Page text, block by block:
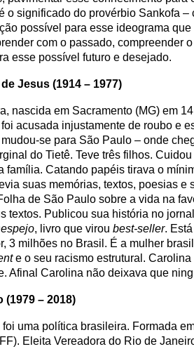
o significado do provérbio Sankofa
possível para esse ideograma
com o passado, compreender
esse possível futuro e desejado.
Jesus (1914 – 1977)
nascida em Sacramento (MG) em
acusada injustamente de roubo e
se para São Paulo – onde
do Tietê. Teve três filhos.
família. Catando papéis tirava o
suas memórias, textos, poesias
de São Paulo sobre a vida na
textos. Publicou sua história no
, livro que virou best-seller.
3 milhões no Brasil. É a mulher
e o seu racismo estrutural. Carolina
Afinal Carolina não deixava que
(1979 – 2018)
foi uma política brasileira. Formada
Eleita Vereadora do Rio de